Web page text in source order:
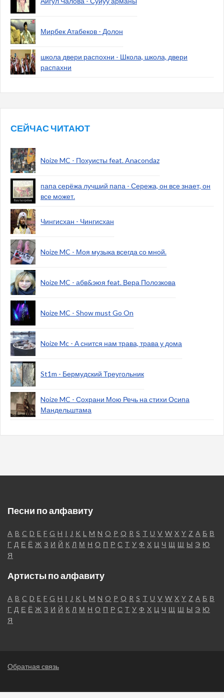
Мирбек Атабеков - Долон
школа двери распохни - Школа, школа, двери
распахни
СЕЙЧАС ЧИТАЮТ
Noize MC - Похуисты feat. Anacondaz
папа серёжа лучший папа - Сережа, он все знает, он
все может.
Чингисхан - Чингисхан
Noize MC - Моя музыка всегда со мной.
Noize MC - абв&эюя feat. Вера Полозкова
Noize MC - Show must Go On
Noize Mc - А снится нам трава, трава у дома
St1m - Бермудский Треугольник
Noize MC - Сохрани Мою Речь на стихи Осипа
Мандельштама
Песни по алфавиту
A B C D E F G H I J K L M N O P Q R S T U V W X Y Z А Б В
Г Д Е Ё Ж З И Й К Л М Н О П Р С Т У Ф Х Ц Ч Щ Ш Ы Э Ю
Я
Артисты по алфавиту
A B C D E F G H I J K L M N O P Q R S T U V W X Y Z А Б В
Г Д Е Ё Ж З И Й К Л М Н О П Р С Т У Ф Х Ц Ч Щ Ш Ы Э Ю
Я
Обратная связь